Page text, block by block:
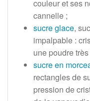
couleur et ses
cannelle ;
sucre glace,
impalpable :
une poudre
sucre en
rectangles de
pression de